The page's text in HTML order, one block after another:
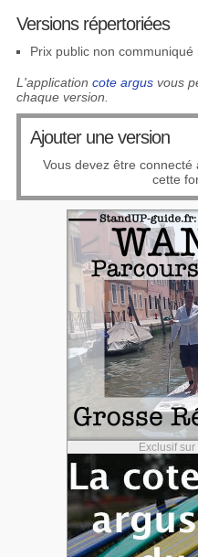
Versions répertoriées
Prix public non communiqué
L'application cote argusvous
chaque version.
Ajouter une version
Vous devez être
cette
Exclusif